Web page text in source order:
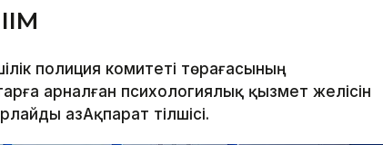
полиция комитеті төрағасының
арналған психологиялық қызмет желісін
ҚазАқпарат тілшісі.